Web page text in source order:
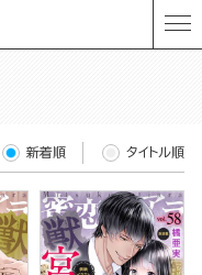
新着順 タイトル順